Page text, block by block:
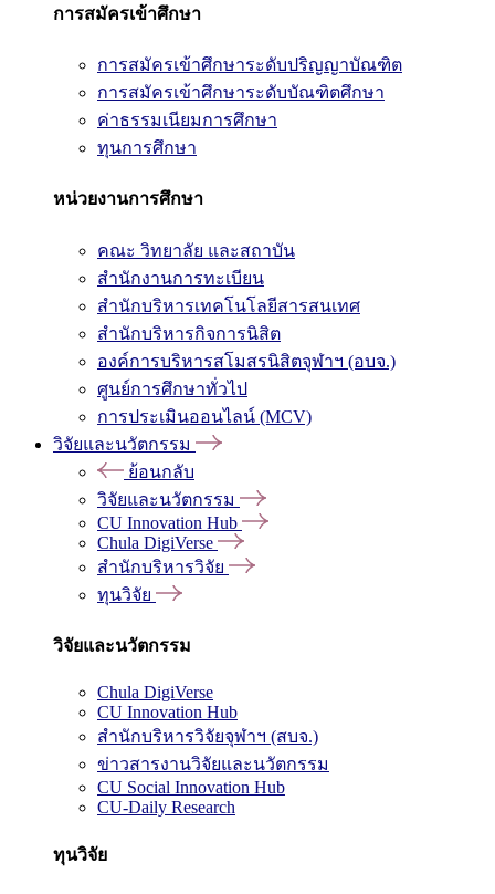
การสมัครเข้าศึกษา
การสมัครเข้าศึกษาระดับปริญญาบัณฑิต
การสมัครเข้าศึกษาระดับบัณฑิตศึกษา
ค่าธรรมเนียมการศึกษา
ทุนการศึกษา
หน่วยงานการศึกษา
คณะ วิทยาลัย และสถาบัน
สำนักงานการทะเบียน
สำนักบริหารเทคโนโลยีสารสนเทศ
สำนักบริหารกิจการนิสิต
องค์การบริหารสโมสรนิสิตจุฬาฯ (อบจ.)
ศูนย์การศึกษาทั่วไป
การประเมินออนไลน์ (MCV)
วิจัยและนวัตกรรม
ย้อนกลับ
วิจัยและนวัตกรรม
CU Innovation Hub
Chula DigiVerse
สำนักบริหารวิจัย
ทุนวิจัย
วิจัยและนวัตกรรม
Chula DigiVerse
CU Innovation Hub
สำนักบริหารวิจัยจุฬาฯ (สบจ.)
ข่าวสารงานวิจัยและนวัตกรรม
CU Social Innovation Hub
CU-Daily Research
ทุนวิจัย